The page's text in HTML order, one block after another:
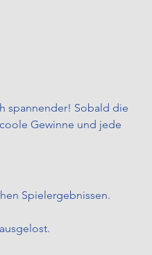
spannender! Sobald die
Gewinne und jede
Spielergebnissen.